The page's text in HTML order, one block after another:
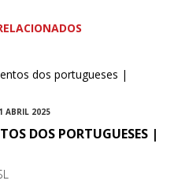
ABRIL 2025
DOS PORTUGUESES |